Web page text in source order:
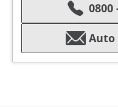
0800
Auto